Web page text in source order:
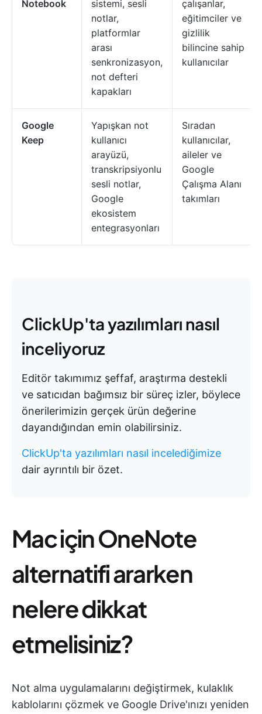
Notebook
sistemi, sesli
notlar,
platformlar
arası
senkronizasyon,
not defteri
kapakları
çalışanlar,
eğitimciler ve
gizlilik
bilincine sahip
kullanıcılar
Google
Keep
Yapışkan not
kullanıcı
arayüzü,
transkripsiyonlu
sesli notlar,
Google
ekosistem
entegrasyonları
Sıradan
kullanıcılar,
aileler ve
Google
Çalışma Alanı
takımları
ClickUp'ta yazılımları nasıl
inceliyoruz
Editör takımımız şeffaf, araştırma destekli
ve satıcıdan bağımsız bir süreç izler, böylece
önerilerimizin gerçek ürün değerine
dayandığından emin olabilirsiniz.
ClickUp'ta yazılımları nasıl incelediğimize
dair ayrıntılı bir özet.
Mac için OneNote
alternatifi ararken
nelere dikkat
etmelisiniz?
Not alma uygulamalarını değiştirmek, kulaklık
kablolarını çözmek ve Google Drive'ınızı yeniden